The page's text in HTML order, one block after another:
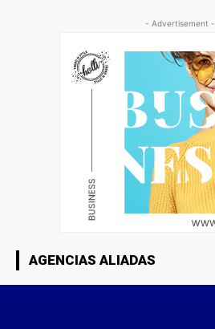
- Advertisement -
AGENCIAS ALIADAS